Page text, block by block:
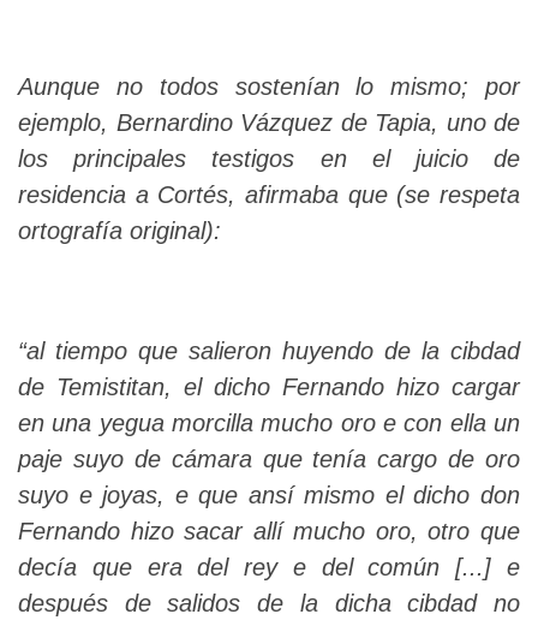
Aunque no todos sostenían lo mismo; por
ejemplo, Bernardino Vázquez de Tapia, uno de
los principales testigos en el juicio de
residencia a Cortés, afirmaba que (se respeta
ortografía original):
“al tiempo que salieron huyendo de la cibdad
de Temistitan, el dicho Fernando hizo cargar
en una yegua morcilla mucho oro e con ella un
paje suyo de cámara que tenía cargo de oro
suyo e joyas, e que ansí mismo el dicho don
Fernando hizo sacar allí mucho oro, otro que
decía que era del rey e del común [...] e
después de salidos de la dicha cibdad no